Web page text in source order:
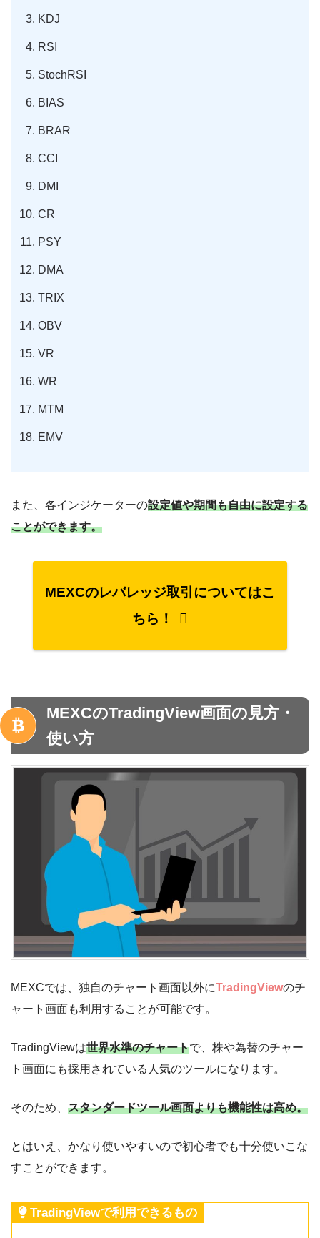
KDJ
RSI
StochRSI
BIAS
BRAR
CCI
DMI
CR
PSY
DMA
TRIX
OBV
VR
WR
MTM
EMV
また、各インジケーターの設定値や期間も自由に設定する
ことができます。
MEXCのレバレッジ取引についてはこ
ちら！
MEXCのTradingView画面の見方・
使い方
MEXCでは、独自のチャート画面以外にTradingViewのチ
ャート画面も利用することが可能です。
TradingViewは世界水準のチャートで、株や為替のチャー
ト画面にも採用されている人気のツールになります。
そのため、 スタンダードツール画面よりも機能性は高め。
とはいえ、かなり使いやすいので初心者でも十分使いこな
すことができます。
TradingViewで利用できるもの